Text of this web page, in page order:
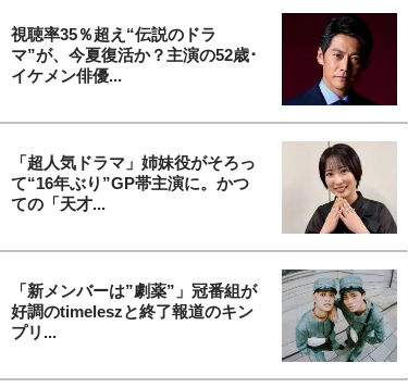
視聴率35％超え“伝説のドラ
マ”が、今夏復活か？主演の52歳･
イケメン俳優...
「超人気ドラマ」姉妹役がそろっ
て“16年ぶり”GP帯主演に。かつ
ての「天才...
「新メンバーは”劇薬”」冠番組が
好調のtimeleszと終了報道のキン
プリ...